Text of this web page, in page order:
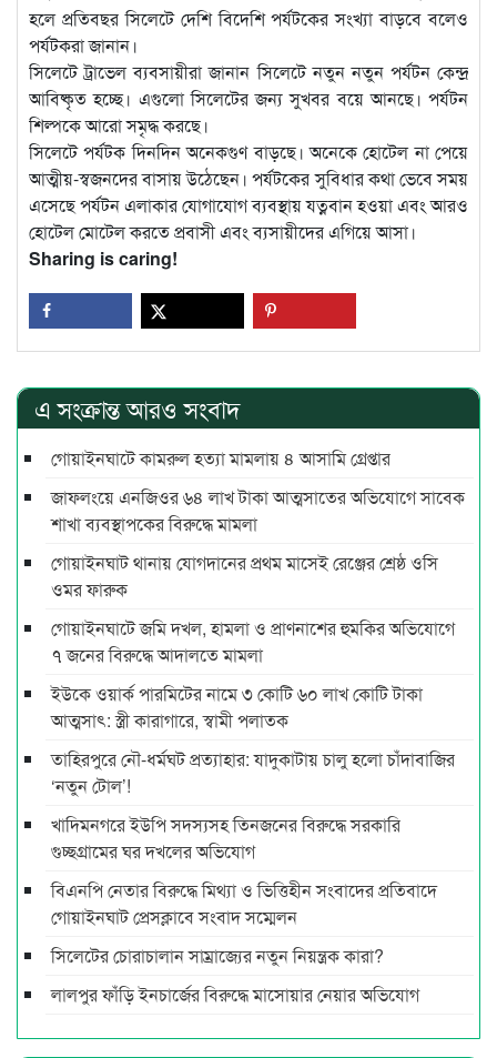
হলে প্রতিবছর সিলেটে দেশি বিদেশি পর্যটকের সংখ্যা বাড়বে বলেও
পর্যটকরা জানান।
সিলেটে ট্রাভেল ব্যবসায়ীরা জানান সিলেটে নতুন নতুন পর্যটন কেন্দ্র
আবিষ্কৃত হচ্ছে। এগুলো সিলেটের জন্য সুখবর বয়ে আনছে। পর্যটন
শিল্পকে আরো সমৃদ্ধ করছে।
সিলেটে পর্যটক দিনদিন অনেকগুণ বাড়ছে। অনেকে হোটেল না পেয়ে
আত্মীয়-স্বজনদের বাসায় উঠেছেন। পর্যটকের সুবিধার কথা ভেবে সময়
এসেছে পর্যটন এলাকার যোগাযোগ ব্যবস্থায় যত্নবান হওয়া এবং আরও
হোটেল মোটেল করতে প্রবাসী এবং ব্যসায়ীদের এগিয়ে আসা।
Sharing is caring!
এ সংক্রান্ত আরও সংবাদ
গোয়াইনঘাটে কামরুল হত্যা মামলায় ৪ আসামি গ্রেপ্তার
জাফলংয়ে এনজিওর ৬৪ লাখ টাকা আত্মসাতের অভিযোগে সাবেক
শাখা ব্যবস্থাপকের বিরুদ্ধে মামলা
গোয়াইনঘাট থানায় যোগদানের প্রথম মাসেই রেঞ্জের শ্রেষ্ঠ ওসি
ওমর ফারুক
গোয়াইনঘাটে জমি দখল, হামলা ও প্রাণনাশের হুমকির অভিযোগে
৭ জনের বিরুদ্ধে আদালতে মামলা
ইউকে ওয়ার্ক পারমিটের নামে ৩ কোটি ৬০ লাখ কোটি টাকা
আত্মসাৎ: স্ত্রী কারাগারে, স্বামী পলাতক
তাহিরপুরে নৌ-ধর্মঘট প্রত্যাহার: যাদুকাটায় চালু হলো চাঁদাবাজির
‘নতুন টোল’!
খাদিমনগরে ইউপি সদস্যসহ তিনজনের বিরুদ্ধে সরকারি
গুচ্ছগ্রামের ঘর দখলের অভিযোগ
বিএনপি নেতার বিরুদ্ধে মিথ্যা ও ভিত্তিহীন সংবাদের প্রতিবাদে
গোয়াইনঘাট প্রেসক্লাবে সংবাদ সম্মেলন
সিলেটের চোরাচালান সাম্রাজ্যের নতুন নিয়ন্ত্রক কারা?
লালপুর ফাঁড়ি ইনচার্জের বিরুদ্ধে মাসোয়ার নেয়ার অভিযোগ